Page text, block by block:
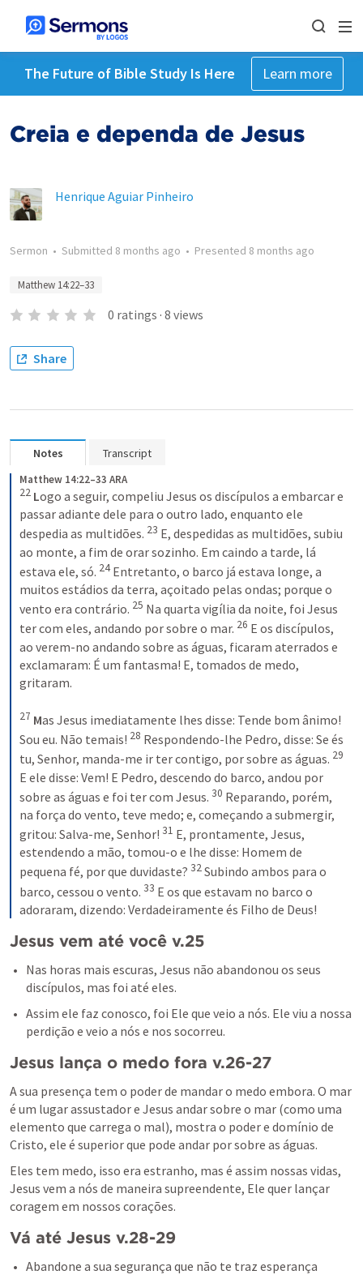
The Future of Bible Study Is Here Learn more
Creia e dependa de Jesus
Henrique Aguiar Pinheiro
Sermon • Submitted 8 months ago • Presented 8 months ago
Matthew 14:22–33
0 ratings · 8 views
Share
Notes Transcript
Matthew 14:22–33 ARA
22 Logo a seguir, compeliu Jesus os discípulos a embarcar e
passar adiante dele para o outro lado, enquanto ele
despedia as multidões. 23 E, despedidas as multidões, subiu
ao monte, a fim de orar sozinho. Em caindo a tarde, lá
estava ele, só. 24 Entretanto, o barco já estava longe, a
muitos estádios da terra, açoitado pelas ondas; porque o
vento era contrário. 25 Na quarta vigília da noite, foi Jesus
ter com eles, andando por sobre o mar. 26 E os discípulos,
ao verem-no andando sobre as águas, ficaram aterrados e
exclamaram: É um fantasma! E, tomados de medo,
gritaram.
27 Mas Jesus imediatamente lhes disse: Tende bom ânimo!
Sou eu. Não temais! 28 Respondendo-lhe Pedro, disse: Se és
tu, Senhor, manda-me ir ter contigo, por sobre as águas. 29
E ele disse: Vem! E Pedro, descendo do barco, andou por
sobre as águas e foi ter com Jesus. 30 Reparando, porém,
na força do vento, teve medo; e, começando a submergir,
gritou: Salva-me, Senhor! 31 E, prontamente, Jesus,
estendendo a mão, tomou-o e lhe disse: Homem de
pequena fé, por que duvidaste? 32 Subindo ambos para o
barco, cessou o vento. 33 E os que estavam no barco o
adoraram, dizendo: Verdadeiramente és Filho de Deus!
Jesus vem até você v.25
Nas horas mais escuras, Jesus não abandonou os seus
discípulos, mas foi até eles.
Assim ele faz conosco, foi Ele que veio a nós. Ele viu a nossa
perdição e veio a nós e nos socorreu.
Jesus lança o medo fora v.26-27
A sua presença tem o poder de mandar o medo embora. O mar
é um lugar assustador e Jesus andar sobre o mar (como uma
elemento que carrega o mal), mostra o poder e domínio de
Cristo, ele é superior que pode andar por sobre as águas.
Eles tem medo, isso era estranho, mas é assim nossas vidas,
Jesus vem a nós de maneira supreendente, Ele quer lançar
coragem em nossos corações.
Vá até Jesus v.28-29
Abandone a sua segurança que não te traz esperança